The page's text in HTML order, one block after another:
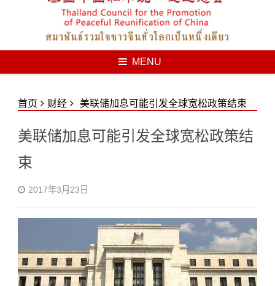
MENU
首页 财经 美联储加息可能引发全球宽松政策结束
美联储加息可能引发全球宽松政策结
束
2017年3月23日